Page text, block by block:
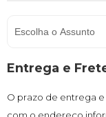
Escolha o Assunto
Entrega e
O prazo de entrega